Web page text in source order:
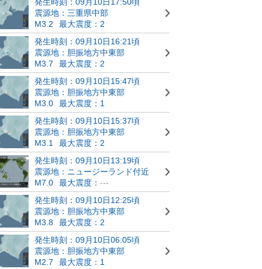
震源地：三重県中部
M3.2
最大震度：2
発生時刻：09月10日16:21頃
震源地：胆振地方中東部
M3.7
最大震度：2
発生時刻：09月10日15:47頃
震源地：胆振地方中東部
M3.0
最大震度：1
発生時刻：09月10日15:37頃
震源地：胆振地方中東部
M3.1
最大震度：2
発生時刻：09月10日13:19頃
震源地：ニュージーランド付近
M7.0
最大震度： ---
発生時刻：09月10日12:25頃
震源地：胆振地方中東部
M3.8
最大震度：2
発生時刻：09月10日06:05頃
震源地：胆振地方中東部
M2.7
最大震度：1